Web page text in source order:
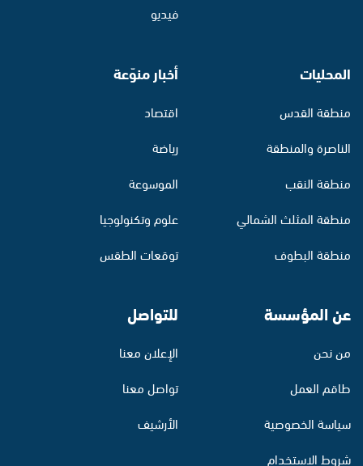
فيديو
المحليات
منطقة القدس
الناصرة والمنطقة
منطقة النقب
منطقة المثلث الشمالي
منطقة البطوف
أخبار منوّعة
اقتصاد
رياضة
الموسوعة
علوم وتكنولوجيا
توقعات الطقس
عن المؤسسة
من نحن
طاقم العمل
سياسة الخصوصية
شروط الاستخدام
للتواصل
الإعلان معنا
تواصل معنا
الأرشيف